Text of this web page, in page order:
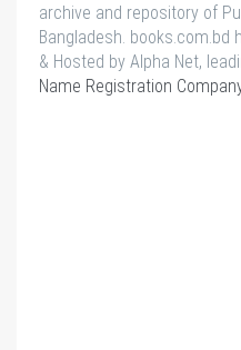
archive and repository of
Bangladesh. books.com.bd
& Hosted by Alpha Net,
Name Registration